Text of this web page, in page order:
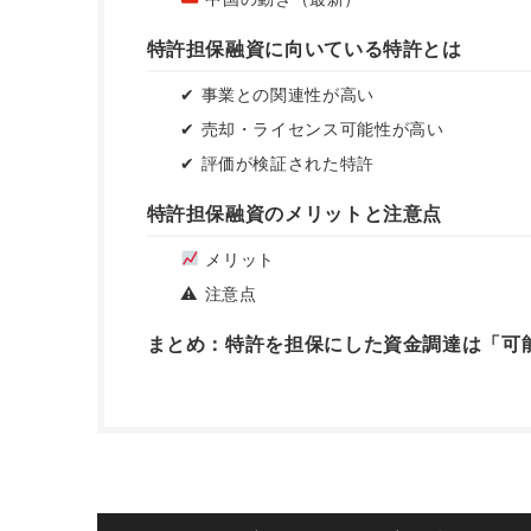
特許担保融資に向いている特許とは
✔ 事業との関連性が高い
✔ 売却・ライセンス可能性が高い
✔ 評価が検証された特許
特許担保融資のメリットと注意点
メリット
⚠ 注意点
まとめ：特許を担保にした資金調達は「可